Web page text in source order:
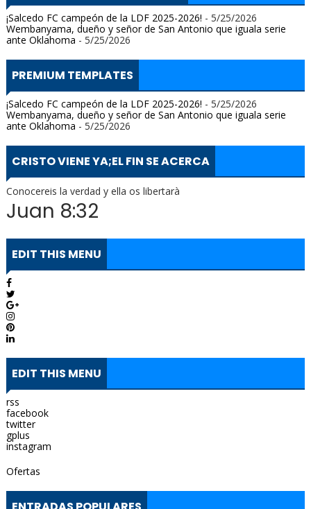
¡Salcedo FC campeón de la LDF 2025-2026! - 5/25/2026
Wembanyama, dueño y señor de San Antonio que iguala serie
ante Oklahoma - 5/25/2026
PREMIUM TEMPLATES
¡Salcedo FC campeón de la LDF 2025-2026! - 5/25/2026
Wembanyama, dueño y señor de San Antonio que iguala serie
ante Oklahoma - 5/25/2026
CRISTO VIENE YA;EL FIN SE ACERCA
Conocereis la verdad y ella os libertarà
Juan 8:32
EDIT THIS MENU
EDIT THIS MENU
rss
facebook
twitter
gplus
instagram
Ofertas